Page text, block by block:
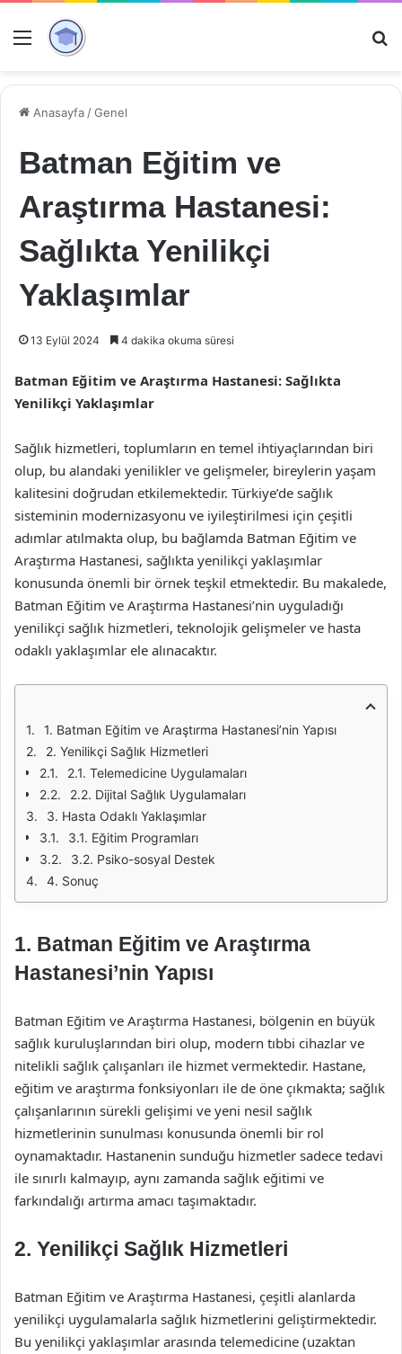
Menü
Anasayfa /Genel
Batman Eğitim ve
Araştırma Hastanesi:
Sağlıkta Yenilikçi
Yaklaşımlar
13 Eylül 2024 4 dakika okuma süresi
Batman Eğitim ve Araştırma Hastanesi: Sağlıkta
Yenilikçi Yaklaşımlar
Sağlık hizmetleri, toplumların en temel ihtiyaçlarından biri
olup, bu alandaki yenilikler ve gelişmeler, bireylerin yaşam
kalitesini doğrudan etkilemektedir. Türkiye’de sağlık
sisteminin modernizasyonu ve iyileştirilmesi için çeşitli
adımlar atılmakta olup, bu bağlamda Batman Eğitim ve
Araştırma Hastanesi, sağlıkta yenilikçi yaklaşımlar
konusunda önemli bir örnek teşkil etmektedir. Bu makalede,
Batman Eğitim ve Araştırma Hastanesi’nin uyguladığı
yenilikçi sağlık hizmetleri, teknolojik gelişmeler ve hasta
odaklı yaklaşımlar ele alınacaktır.
1. Batman Eğitim ve Araştırma Hastanesi’nin Yapısı
2. Yenilikçi Sağlık Hizmetleri
2.1. Telemedicine Uygulamaları
2.2. Dijital Sağlık Uygulamaları
3. Hasta Odaklı Yaklaşımlar
3.1. Eğitim Programları
3.2. Psiko-sosyal Destek
4. Sonuç
1. Batman Eğitim ve Araştırma
Hastanesi’nin Yapısı
Batman Eğitim ve Araştırma Hastanesi, bölgenin en büyük
sağlık kuruluşlarından biri olup, modern tıbbi cihazlar ve
nitelikli sağlık çalışanları ile hizmet vermektedir. Hastane,
eğitim ve araştırma fonksiyonları ile de öne çıkmakta; sağlık
çalışanlarının sürekli gelişimi ve yeni nesil sağlık
hizmetlerinin sunulması konusunda önemli bir rol
oynamaktadır. Hastanenin sunduğu hizmetler sadece tedavi
ile sınırlı kalmayıp, aynı zamanda sağlık eğitimi ve
farkındalığı artırma amacı taşımaktadır.
2. Yenilikçi Sağlık Hizmetleri
Batman Eğitim ve Araştırma Hastanesi, çeşitli alanlarda
yenilikçi uygulamalarla sağlık hizmetlerini geliştirmektedir.
Bu yenilikçi yaklaşımlar arasında telemedicine (uzaktan